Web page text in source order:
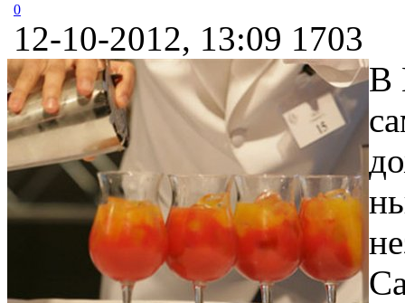
0
12-10-2012, 13:09 1703
В